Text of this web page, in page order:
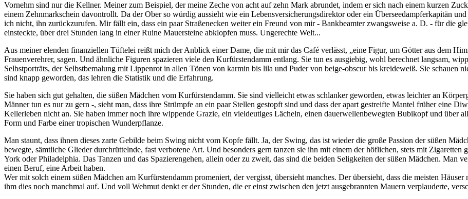
Vornehm sind nur die Kellner. Meiner zum Beispiel, der meine Zeche von acht auf zehn Mark abrundet, indem er sich nach einem kurzen
einem Zehnmarkschein davontrollt. Da der Ober so würdig aussieht wie ein Lebensversicherungsdirektor oder ein Überseedampferkapitän
ich nicht, ihn zurückzurufen. Mir fällt ein, dass ein paar Straßenecken weiter ein Freund von mir - Bankbeamter zwangsweise a. D. - für die
einsteckte, über drei Stunden lang in einer Ruine Mauersteine abklopfen muss. Ungerechte Welt...
Aus meiner elenden finanziellen Tüftelei reißt mich der Anblick einer Dame, die mit mir das Café verlässt, „eine Figur, um Götter aus dem
Frauenverehrer, sagen. Und ähnliche Figuren spazieren viele den Kurfürstendamm entlang. Sie tun es ausgiebig, wohl berechnet langsam,
Selbstporträts, der Selbstbemalung mit Lippenrot in allen Tönen von karmin bis lila und Puder von beige-obscur bis kreideweiß. Sie schauen
sind knapp geworden, das lehren die Statistik und die Erfahrung.
Sie haben sich gut gehalten, die süßen Mädchen vom Kurfürstendamm. Sie sind vielleicht etwas schlanker geworden, etwas leichter an
Männer tun es nur zu gern -, sieht man, dass ihre Strümpfe an ein paar Stellen gestopft sind und dass der apart gestreifte Mantel früher eine
Kellerleben nicht an. Sie haben immer noch ihre wippende Grazie, ein vieldeutiges Lächeln, einen dauerwellenbewegten Bubikopf und über
Form und Farbe einer tropischen Wunderpflanze.
Man staunt, dass ihnen dieses zarte Gebilde beim Swing nicht vom Kopfe fällt. Ja, der Swing, das ist wieder die große Passion der süßen
bewegte, sämtliche Glieder durchrüttelnde, fast verbotene Art. Und besonders gern tanzen sie ihn mit einem der höflichen, stets mit
York oder Philadelphia. Das Tanzen und das Spazierengehen, allein oder zu zweit, das sind die beiden Seligkeiten der süßen Mädchen. Man
einen Beruf, eine Arbeit haben.
Wer mit solch einem süßen Mädchen am Kurfürstendamm promeniert, der vergisst, übersieht manches. Der übersieht, dass die meisten
ihm dies noch manchmal auf. Und voll Wehmut denkt er der Stunden, die er einst zwischen den jetzt ausgebrannten Mauern verplauderte,